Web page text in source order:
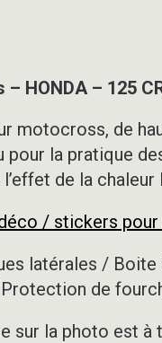
HONDA – 125
motocross, de
pour la pratique
de la
/ stickers pour
latérales /
de
sur la photo est à